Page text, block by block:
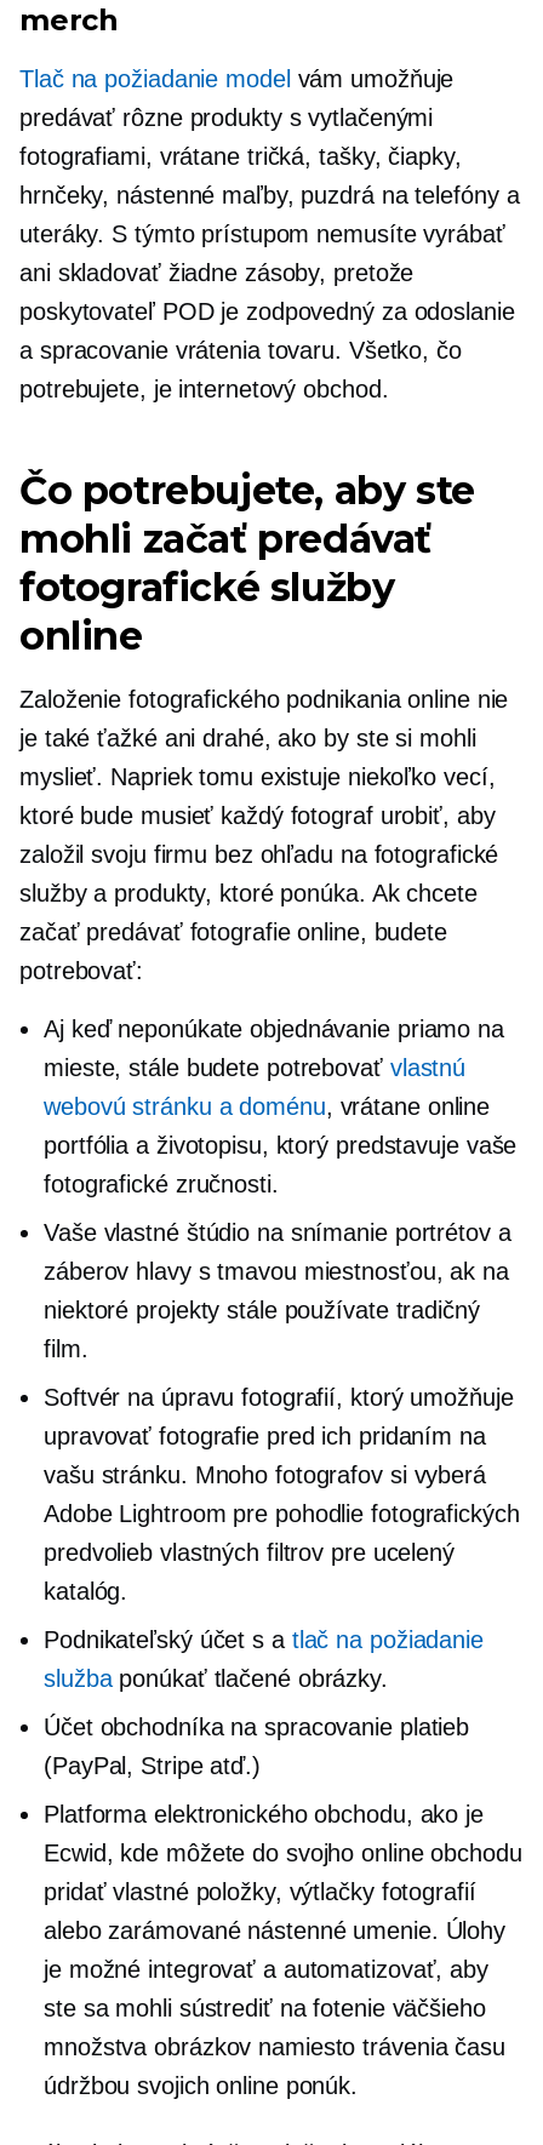
merch
Tlač na požiadanie model vám umožňuje
predávať rôzne produkty s vytlačenými
fotografiami, vrátane tričká, tašky, čiapky,
hrnčeky, nástenné maľby, puzdrá na telefóny a
uteráky. S týmto prístupom nemusíte vyrábať
ani skladovať žiadne zásoby, pretože
poskytovateľ POD je zodpovedný za odoslanie
a spracovanie vrátenia tovaru. Všetko, čo
potrebujete, je internetový obchod.
Čo potrebujete, aby ste
mohli začať predávať
fotografické služby
online
Založenie fotografického podnikania online nie
je také ťažké ani drahé, ako by ste si mohli
myslieť. Napriek tomu existuje niekoľko vecí,
ktoré bude musieť každý fotograf urobiť, aby
založil svoju firmu bez ohľadu na fotografické
služby a produkty, ktoré ponúka. Ak chcete
začať predávať fotografie online, budete
potrebovať:
Aj keď neponúkate objednávanie priamo na
mieste, stále budete potrebovať vlastnú
webovú stránku a doménu, vrátane online
portfólia a životopisu, ktorý predstavuje vaše
fotografické zručnosti.
Vaše vlastné štúdio na snímanie portrétov a
záberov hlavy s tmavou miestnosťou, ak na
niektoré projekty stále používate tradičný
film.
Softvér na úpravu fotografií, ktorý umožňuje
upravovať fotografie pred ich pridaním na
vašu stránku. Mnoho fotografov si vyberá
Adobe Lightroom pre pohodlie fotografických
predvolieb vlastných filtrov pre ucelený
katalóg.
Podnikateľský účet s a tlač na požiadanie
službaponúkať tlačené obrázky.
Účet obchodníka na spracovanie platieb
(PayPal, Stripe atď.)
Platforma elektronického obchodu, ako je
Ecwid, kde môžete do svojho online obchodu
pridať vlastné položky, výtlačky fotografií
alebo zarámované nástenné umenie. Úlohy
je možné integrovať a automatizovať, aby
ste sa mohli sústrediť na fotenie väčšieho
množstva obrázkov namiesto trávenia času
údržbou svojich online ponúk.